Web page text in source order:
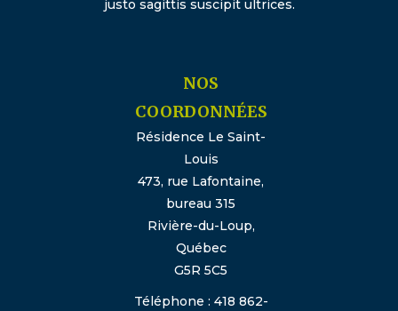
justo sagittis suscipit ultrices.
NOS
COORDONNÉES
Résidence Le Saint-
Louis
473, rue Lafontaine,
bureau 315
Rivière-du-Loup,
Québec
G5R 5C5
Téléphone : 418 862-